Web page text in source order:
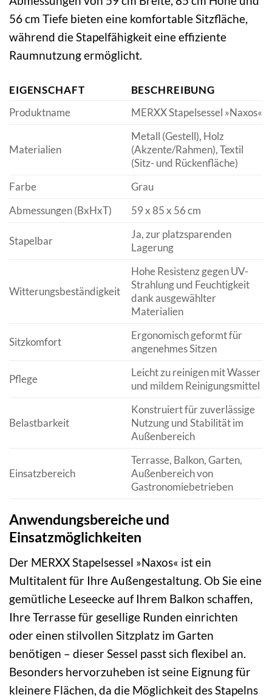
56 cm Tiefe bieten eine komfortable Sitzfläche,
während die Stapelfähigkeit eine effiziente
Raumnutzung ermöglicht.
EIGENSCHAFT
BESCHREIBUNG
Produktname
MERXX Stapelsessel »Naxos«
Materialien
Metall (Gestell), Holz
(Akzente/Rahmen), Textil
(Sitz- und Rückenfläche)
Farbe
Grau
Abmessungen (BxHxT)
59 x 85 x 56 cm
Stapelbar
Ja, zur platzsparenden
Lagerung
Witterungsbeständigkeit
Hohe Resistenz gegen UV-
Strahlung und Feuchtigkeit
dank ausgewählter
Materialien
Sitzkomfort
Ergonomisch geformt für
angenehmes Sitzen
Pflege
Leicht zu reinigen mit Wasser
und mildem Reinigungsmittel
Belastbarkeit
Konstruiert für zuverlässige
Nutzung und Stabilität im
Außenbereich
Einsatzbereich
Terrasse, Balkon, Garten,
Außenbereich von
Gastronomiebetrieben
Anwendungsbereiche und
Einsatzmöglichkeiten
Der MERXX Stapelsessel »Naxos« ist ein
Multitalent für Ihre Außengestaltung. Ob Sie eine
gemütliche Leseecke auf Ihrem Balkon schaffen,
Ihre Terrasse für gesellige Runden einrichten
oder einen stilvollen Sitzplatz im Garten
benötigen – dieser Sessel passt sich flexibel an.
Besonders hervorzuheben ist seine Eignung für
kleinere Flächen, da die Möglichkeit des Stapelns